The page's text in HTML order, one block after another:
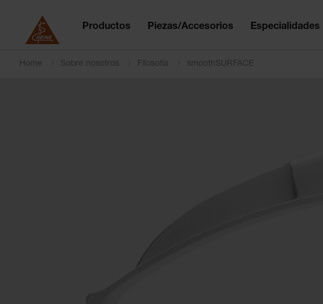
Productos Piezas/Accesorios Especialidades
Home Sobre nosotros Filosofía smoothSURFACE